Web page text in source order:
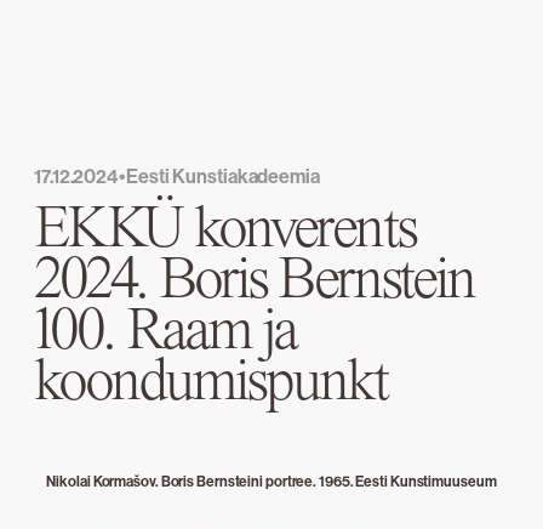
17.12.2024•Eesti Kunstiakadeemia
EKKÜ konverents
2024. Boris Bernstein
100. Raam ja
koondumispunkt
Nikolai Kormašov. Boris Bernsteini portree. 1965. Eesti Kunstimuuseum